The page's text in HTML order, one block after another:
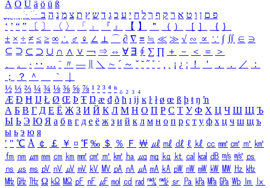
Ä Ö Ü ä ö ü ß
ִֶֹ ֻּ ׁׂ פ ם ן ו ט א ר ק ף ך ל ח י ע כ ג ד ש ץ ת צ מ נ ה ב
‘ ’ “ ” 〔 〕 〈 〉 「 」 『 』 【 】 ＂ （ ） ［ ］ ｛ ｝
± × ÷ ≠ ≤ ≥ ∞ ∴ ♂ ♀ ∠ ⊥ ⌒ ∂ ∇ ≡ ≒ ≪ ≫ √ ∽ ∝ ∵ ∫ ∬ ∈ ∋
⊆ ⊇ ⊂ ⊃ ∪ ∩ ∧ ∨ ￢ ⇒ ⇔ ∀ ∃ ∮ ∑ ∏ ＋ － ＜ ＝
＞
、
。 · ‥ … ¨ 〃 ― ＼ ∼ ´ ～ ˇ ˘ ˝ ˚ ˙ ¸ ¡ ¿ ː ！ ＇ ， ． ／
：
；
？ ＾ ｀
½ ⅓ ⅔ ¼ ¾ ⅛ ⅜ ⅝ ⅞ ¹ ² ³ ⁴ ⁿ ₁ ₂ ₃ ₄
Æ Ð Ħ Ĳ Ł Ø Œ Þ Ŧ Ŋ æ đ ð ħ ı ĳ ĸ ŀ ł ø œ ß þ ŧ ŋ ŉ
А Б В Г Д Е Ё Ж З И Й К Л М Н О П Р С Т У Ф Х Ц Ч Ш Щ Ъ
Ы Ь Э Ю Я а б в г д е ё ж з и й к л м н о п р с т у ф х ц ч ш щ ъ
ы ь э ю я
′ ″ ℃ Å ￠ ￡ ￥ ¤ ℉ ‰ ＄ ％ Ｆ ￦ ㎕ ㎖ ㎗ ℓ ㎘ ㏄ ㎣ ㎤ ㎥ ㎦
㎙ ㎚ ㎛ ㎜ ㎝ ㎞ ㎟ ㎠ ㎡ ㎢ ㏊ ㎍ ㎎ ㎏ ㏏ ㎈ ㎉ ㏈ ㎧ ㎨ ㎰
㎱ ㎲ ㎳ ㎴ ㎵ ㎶ ㎷ ㎸ ㎹ ㎀ ㎁ ㎂ ㎃ ㎄ ㎺ ㎻ ㎽ ㎾ ㎿ ㎐ ㎑
㎒ ㎓ ㎔ Ω ㏀ ㏁ ㎊ ㎋ ㎌ ㏖ ㏅ ㎭ ㎮ ㎯ ㏛ ㎩ ㎪ ㎫ ㎬ ㏝ ㏐
㏓